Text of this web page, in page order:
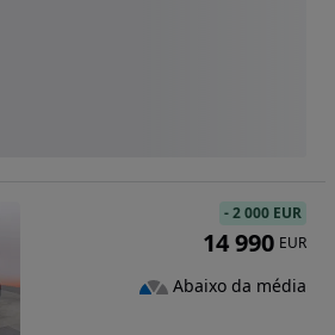
-2 000 EUR
14 990 EUR
Abaixo da média